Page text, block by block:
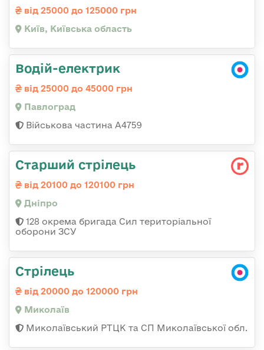
від 25000 до 125000 грн
Київ, Київська область
Водій-електрик
від 25000 до 45000 грн
Павлоград
Військова частина А4759
Старший стрілець
від 20100 до 120100 грн
Дніпро
128 окрема бригада Сил територіальної
оборони ЗСУ
Стрілець
від 20000 до 120000 грн
Миколаїв
Миколаївський РТЦК та СП Миколаївської обл.